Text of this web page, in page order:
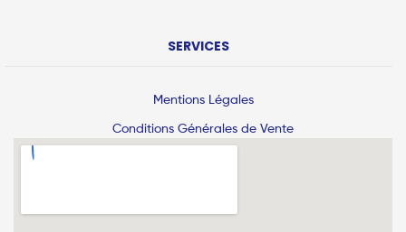
SERVICES
Mentions Légales
Conditions Générales de Vente